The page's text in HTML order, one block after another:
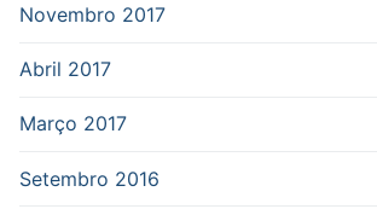
Novembro 2017
Abril 2017
Março 2017
Setembro 2016